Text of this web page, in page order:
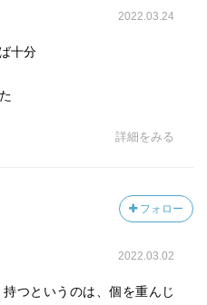
2022.03.24
十分
詳細をみる
フォロー
2022.03.02
つというのは、個を重んじ